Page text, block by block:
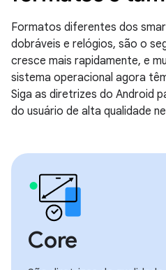
Formatos diferentes dos
dobráveis e relógios, são o
cresce mais rapidamente, e
sistema operacional agora
Siga as diretrizes do Android
do usuário de alta qualidade
Core